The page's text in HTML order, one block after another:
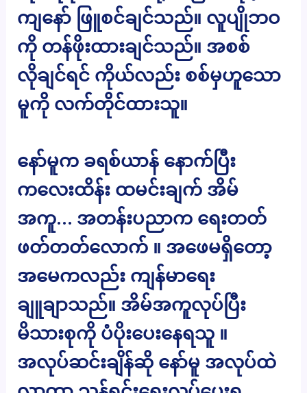
ကျနော် ဖြူစင်ချင်သည်။ လူပျိုဘဝ
ကို တန်ဖိုးထားချင်သည်။ အစစ်
လိုချင်ရင် ကိုယ်လည်း စစ်မှဟူသော
မူကို လက်တိုင်ထားသူ။
နော်မူက ခရစ်ယာန် နောက်ပြီး
ကလေးထိန်း ထမင်းချက် အိမ်
အကူ… အတန်းပညာက ရေးတတ်
ဖတ်တတ်လောက် ။ အဖေမရှိတော့
အမေကလည်း ကျန်မာရေး
ချူချာသည်။ အိမ်အကူလုပ်ပြီး
မိသားစုကို ပံပိုးပေးနေရသူ ။
အလုပ်ဆင်းချိန်ဆို နော်မူ အလုပ်ထဲ